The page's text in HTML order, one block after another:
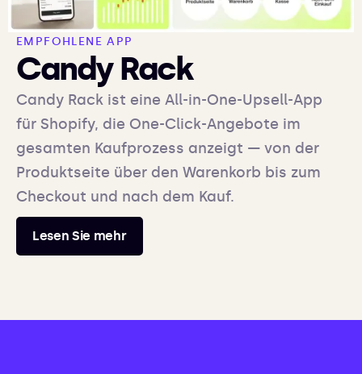
EMPFOHLENE APP
Candy Rack
Candy Rack ist eine All-in-One-Upsell-App
für Shopify, die One-Click-Angebote im
gesamten Kaufprozess anzeigt — von der
Produktseite über den Warenkorb bis zum
Checkout und nach dem Kauf.
Lesen Sie mehr